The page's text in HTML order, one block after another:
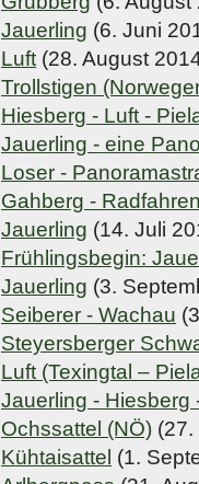
Jauerling (6. Juni
Luft (28. August
Trollstigen
Hiesberg - Luft -
Jauerling - eine
Loser -
Gahberg -
Jauerling (14. Juli
Frühlingsbegin:
Jauerling (3.
Seiberer - Wachau
Steyersberger
Luft (Texingtal –
Jauerling - Hiesberg
Ochssattel (NÖ) (27.
Kühtaisattel (1.